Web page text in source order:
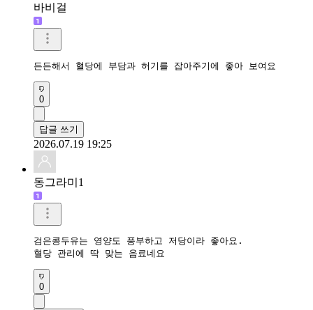
바비걸
든든해서 혈당에 부담과 허기를 잡아주기에 좋아 보여요
0
답글 쓰기
2026.07.19 19:25
동그라미1
검은콩두유는 영양도 풍부하고 저당이라 좋아요.
혈당 관리에 딱 맞는 음료네요
0